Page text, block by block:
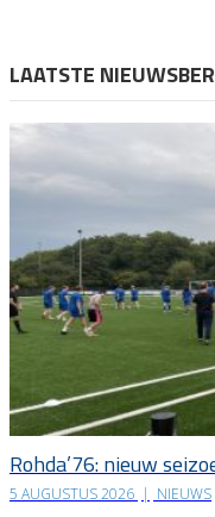
LAATSTE
Rohda’76: nieuw
5 AUGUSTUS 2026 | NIEUWS